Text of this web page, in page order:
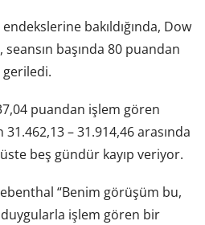
bakıldığında, Dow
seansın başında 80 puandan
puandan işlem gören
31.462,13 – 31.914,46 arasında
beş gündür kayıp veriyor.
“Benim görüşüm bu,
işlem gören bir